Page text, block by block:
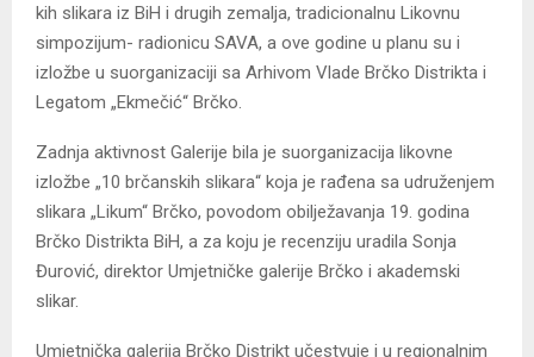
kih slikara iz BiH i drugih zemalja, tradicionalnu Likovnu
simpozijum- radionicu SAVA, a ove godine u planu su i
izložbe u suorganizaciji sa Arhivom Vlade Brčko Distrikta i
Legatom „Ekmečić“ Brčko.
Zadnja aktivnost Galerije bila je suorganizacija likovne
izložbe „10 brčanskih slikara“ koja je rađena sa udruženjem
slikara „Likum“ Brčko, povodom obilježavanja 19. godina
Brčko Distrikta BiH, a za koju je recenziju uradila Sonja
Đurović, direktor Umjetničke galerije Brčko i akademski
slikar.
Umjetnička galerija Brčko Distrikt učestvuje i u regionalnim